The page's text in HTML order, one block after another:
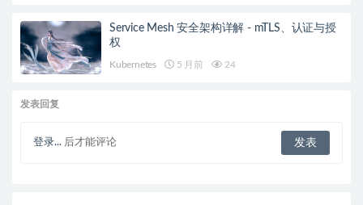
Service Mesh 安全架构详解 - mTLS、认证与授
权
Kubernetes 5 月前 24
发表回复
登录... 后才能评论